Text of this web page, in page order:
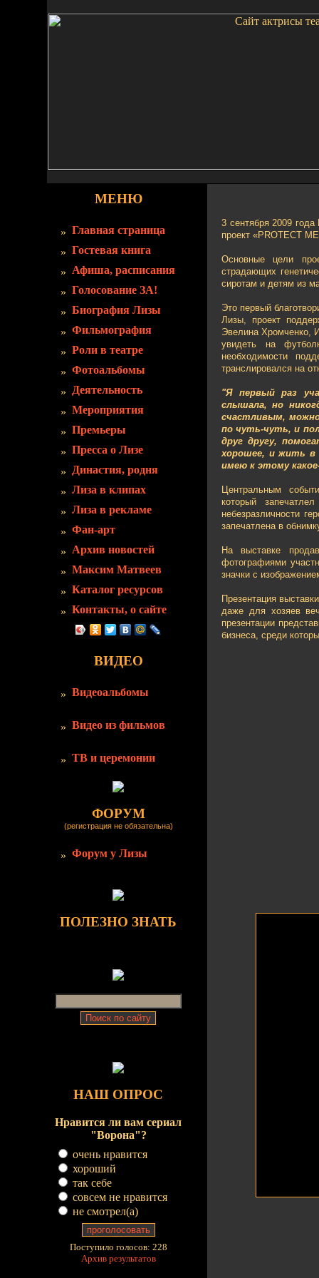
МЕНЮ
Главная страница
Гостевая книга
Афиша, расписания
Голосование ЗА!
Биография Лизы
Фильмография
Роли в театре
Фотоальбомы
Деятельность
Мероприятия
Премьеры
Пресса о Лизе
Династия, родня
Лиза в клипах
Лиза в рекламе
Фан-арт
Архив новостей
Максим Матвеев
Каталог ресурсов
Контакты, о сайте
ВИДЕО
Видеоальбомы
Видео из фильмов
ТВ и церемонии
ФОРУМ
(регистрация не обязательна)
Форум у Лизы
ПОЛЕЗНО ЗНАТЬ
НАШ ОПРОС
Нравится ли вам сериал
"Ворона"?
очень нравится
хороший
так себе
совсем не нравится
не смотрел(a)
Поступило голосов: 228
Архив результатов
3 сентября 2009
проект «PROTECT
Основные цели
страдающих
сиротам и детям из
Это первый
Лизы, проект
Эвелина Хромченко,
увидеть на
необходимости
транслировался на
"Я первый раз
слышала, но
счастливым,
по чуть-чуть, и
друг другу,
хорошее, и жить в
имею к этому
Центральным
который
небезразличности
запечатлена в
На выставке
фотографиями
значки с
Презентация
даже для хозяев
презентации
бизнеса, среди